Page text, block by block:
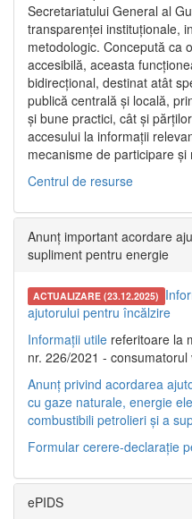
Secretariatului General al
transparenței instituționale,
metodologic. Concepută ca
accesibilă, aceasta
bidirecțional, destinat atât
publică centrală și locală,
și bune practici, cât și
accesului la informații
mecanisme de participare
Centrul de resurse
Anunț important acordare
supliment pentru energie
ACTUALIZARE (23.12.2025)
ajutorului pentru încălzire
Informații utile referitoare la
nr. 226/2021 - consumatorul
Anunț privind acordarea
cu gaze naturale, energie
combustibili petrolieri și a
Formular cerere-declarație
ePIDS